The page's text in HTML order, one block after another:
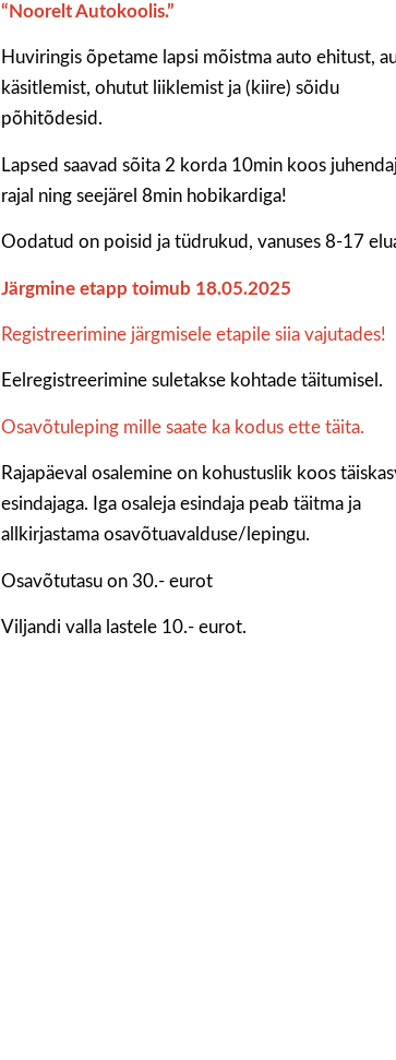
“Noorelt Autokoolis.”
Huviringis õpetame lapsi mõistma auto ehitust,
käsitlemist, ohutut liiklemist ja (kiire) sõidu
põhitõdesid.
Lapsed saavad sõita 2 korda 10min koos
rajal ning seejärel 8min hobikardiga!
Oodatud on poisid ja tüdrukud, vanuses 8-17
Järgmine etapp toimub 18.05.2025
Registreerimine järgmisele etapile siia vajutades!
Eelregistreerimine suletakse kohtade täitumisel.
Osavõtuleping mille saate ka kodus ette täita.
Rajapäeval osalemine on kohustuslik koos
esindajaga. Iga osaleja esindaja peab täitma ja
allkirjastama osavõtuavalduse/lepingu.
Osavõtutasu on 30.- eurot
Viljandi valla lastele 10.- eurot.